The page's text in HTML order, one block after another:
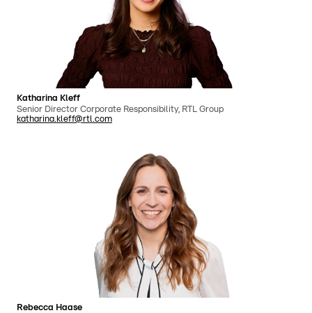
Katharina Kleff
Senior Director Corporate Responsibility, RTL Group
katharina.kleff@rtl.com
Rebecca Haase